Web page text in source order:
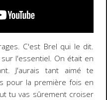
C'est Brel qui le dit.
l'essentiel. On était en
J'aurais tant aimé te
pour la première fois en
tu vas sûrement croiser